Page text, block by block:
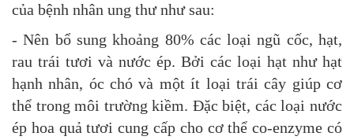
của bệnh nhân ung thư như sau:
- Nên bổ sung khoảng 80% các loại ngũ cốc, hạt,
rau trái tươi và nước ép. Bởi các loại hạt như hạt
hạnh nhân, óc chó và một ít loại trái cây giúp cơ
thể trong môi trường kiềm. Đặc biệt, các loại nước
ép hoa quả tươi cung cấp cho cơ thể co-enzyme có